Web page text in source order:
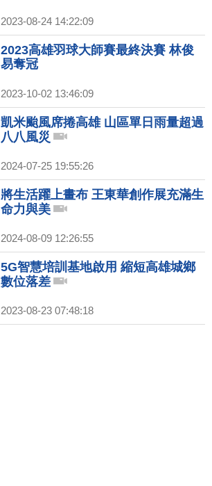
2023-08-24 14:22:09
2023高雄羽球大師賽最終決賽 林俊
易奪冠
2023-10-02 13:46:09
凱米颱風席捲高雄 山區單日雨量超過
八八風災
2024-07-25 19:55:26
將生活躍上畫布 王東華創作展充滿生
命力與美
2024-08-09 12:26:55
5G智慧培訓基地啟用 縮短高雄城鄉
數位落差
2023-08-23 07:48:18